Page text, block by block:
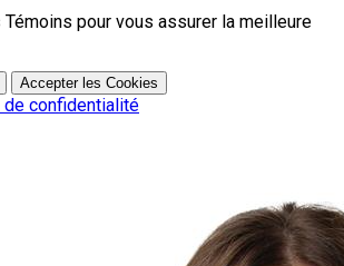
pour vous assurer la meilleure
Accepter les Cookies
confidentialité